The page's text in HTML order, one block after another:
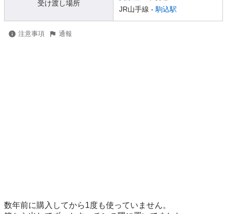
受け渡し場所
JR山手線 - 駒込駅
注意事項 通報
数年前に購入してから1度も使っていません。